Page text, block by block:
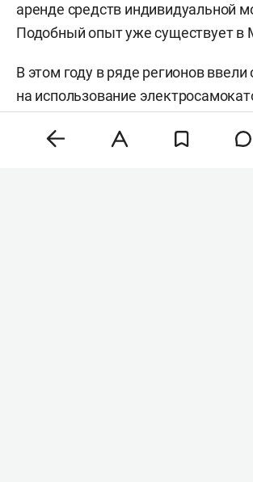
аренде средств индивидуальной
Подобный опыт уже существует в
В этом году в ряде регионов ввели
на использование
ввели в подмосковных Люберцах и